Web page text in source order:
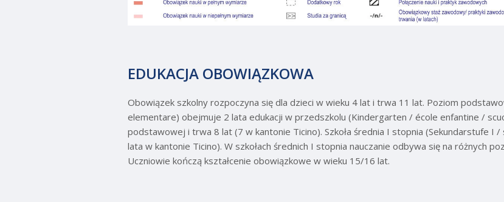
EDUKACJA OBOWIĄZKOWA
Obowiązek szkolny rozpoczyna się dla dzieci w wieku 4 lat i trwa 11 lat. Poziom
elementare) obejmuje 2 lata edukacji w przedszkolu (Kindergarten / école enfantine /
podstawowej i trwa 8 lat (7 w kantonie Ticino). Szkoła średnia I stopnia (Sekundarstufe I
lata w kantonie Ticino). W szkołach średnich I stopnia nauczanie odbywa się na różnych
Uczniowie kończą kształcenie obowiązkowe w wieku 15/16 lat.